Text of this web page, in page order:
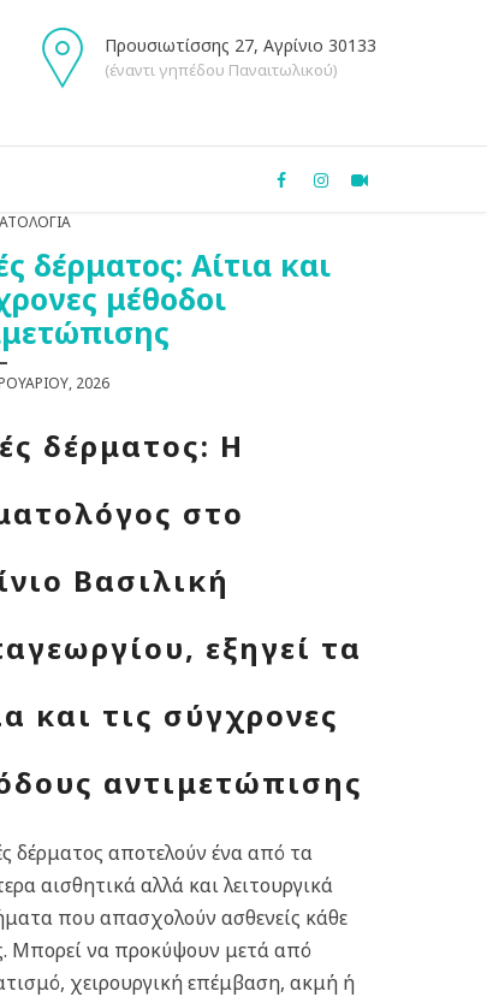
Προυσιωτίσσης 27, Αγρίνιο 30133
(έναντι γηπέδου Παναιτωλικού)
δέρματος: Aίτια και
μέθοδοι
2026
δέρματος: Η
στο
Βασιλική
εξηγεί τα
και τις σύγχρονες
αντιμετώπισης
δέρματος αποτελούν ένα από τα
αισθητικά αλλά και λειτουργικά
που απασχολούν ασθενείς κάθε
Μπορεί να προκύψουν μετά από
χειρουργική επέμβαση, ακμή ή